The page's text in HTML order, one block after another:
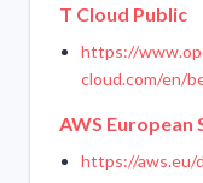
T Cloud Public
https://
cloud.com/en/
AWS European
https://aws.eu/